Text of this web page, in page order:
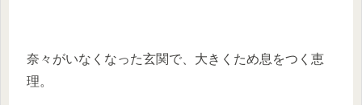
奈々がいなくなった玄関で、大きくため息をつく恵
理。